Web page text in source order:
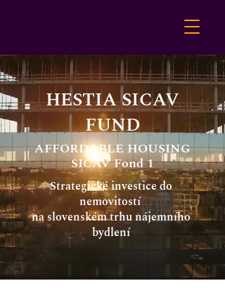
HESTIA SICAV
FUND
AFFORDABLE HOUSING
SICAV Fond 1
Strategické investice do
nemovitostí
na slovenském trhu nájemního
bydlení